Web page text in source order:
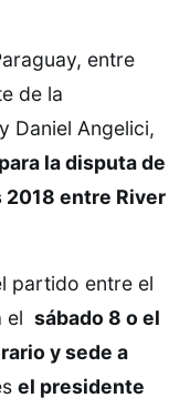
entre
de la
Daniel Angelici,
la disputa de
2018 entre River
partido entre el
el sábado 8 o el
y sede a
el presidente